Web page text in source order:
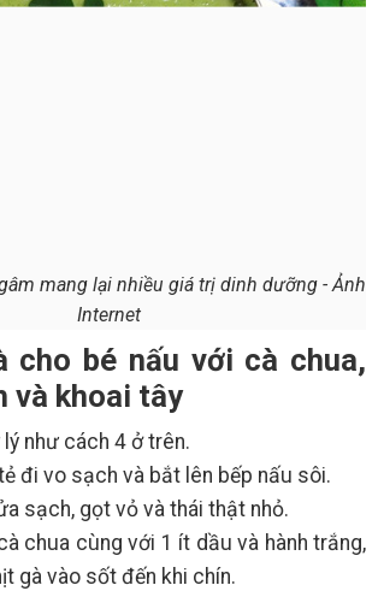
mang lại nhiều giá trị dinh dưỡng - Ảnh
Internet
cho bé nấu với cà chua,
và khoai tây
như cách 4 ở trên.
đi vo sạch và bắt lên bếp nấu sôi.
sạch, gọt vỏ và thái thật nhỏ.
chua cùng với 1 ít dầu và hành trắng,
gà vào sốt đến khi chín.